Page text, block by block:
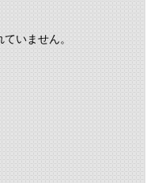
いません。